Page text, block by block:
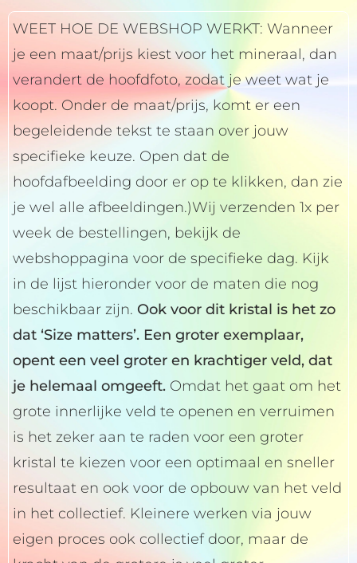
Colors
of
Happinez
Crystal
aantal
WEET HOE DE WEBSHOP WERKT: Wanneer
je een maat/prijs kiest voor het mineraal, dan
verandert de hoofdfoto, zodat je weet wat je
koopt. Onder de maat/prijs, komt er een
begeleidende tekst te staan over jouw
specifieke keuze. Open dat de
hoofdafbeelding door er op te klikken, dan zie
je wel alle afbeeldingen.)Wij verzenden 1x per
week de bestellingen, bekijk de
webshoppagina voor de specifieke dag. Kijk
in de lijst hieronder voor de maten die nog
beschikbaar zijn. Ook voor dit kristal is het zo
dat ‘Size matters’. Een groter exemplaar,
opent een veel groter en krachtiger veld, dat
je helemaal omgeeft. Omdat het gaat om het
grote innerlijke veld te openen en verruimen
is het zeker aan te raden voor een groter
kristal te kiezen voor een optimaal en sneller
resultaat en ook voor de opbouw van het veld
in het collectief. Kleinere werken via jouw
eigen proces ook collectief door, maar de